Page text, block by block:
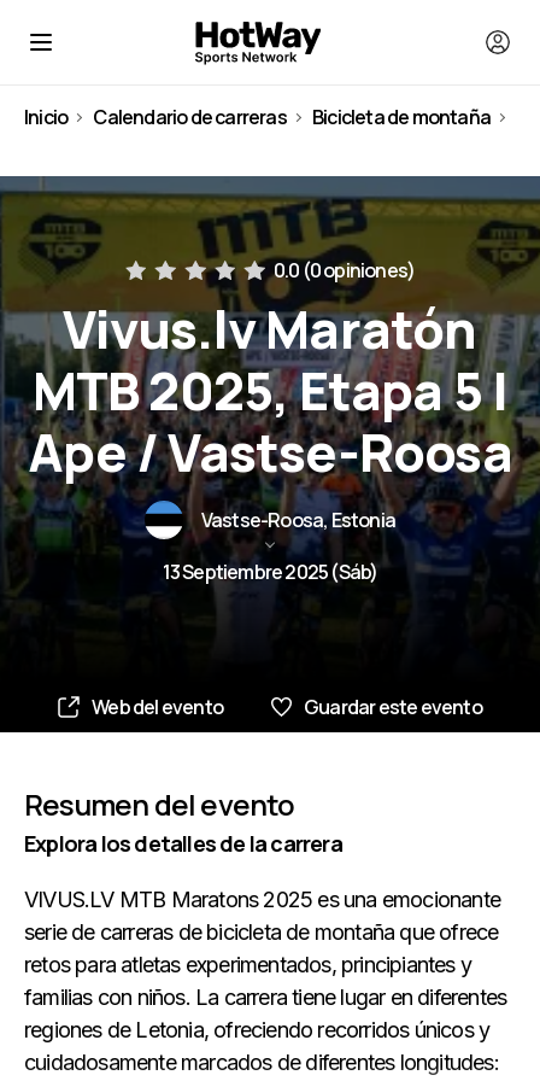
Inicio Calendario de carreras
Bicicleta de montaña
0.0 (0 opiniones)
Vivus.lv Maratón
MTB 2025, Etapa 5 |
Ape / Vastse-Roosa
Vastse-Roosa, Estonia
13 Septiembre 2025 (Sáb)
Web del evento Guardar este evento
Resumen del evento
Explora los detalles de la carrera
VIVUS.LV MTB Maratons 2025 es una emocionante
serie de carreras de bicicleta de montaña que ofrece
retos para atletas experimentados, principiantes y
familias con niños. La carrera tiene lugar en diferentes
regiones de Letonia, ofreciendo recorridos únicos y
cuidadosamente marcados de diferentes longitudes: